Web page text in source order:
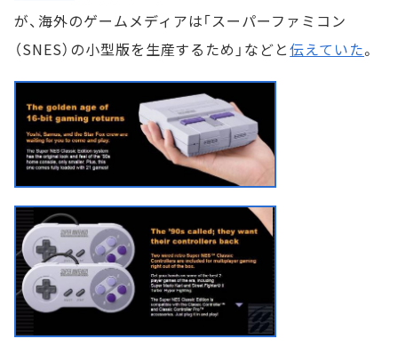
が、海外のゲームメディアは「スーパーファミコン
（SNES）の小型版を生産するため」などと伝えていた。